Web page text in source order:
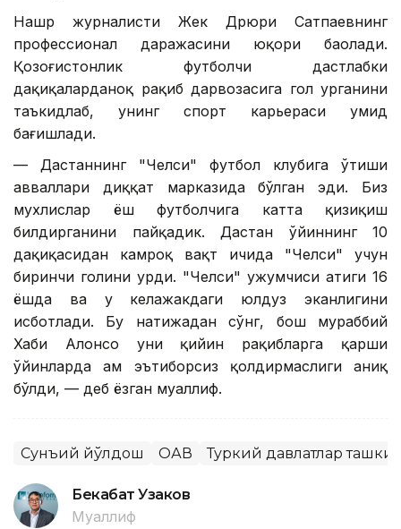
Нашр журналисти Жек Дрюри Сатпаевнинг
профессионал даражасини юқори баҳолади.
Қозоғистонлик футболчи дастлабки
дақиқаларданоқ рақиб дарвозасига гол урганини
таъкидлаб, унинг спорт карьераси умид
бағишлади.
— Дастаннинг "Челси" футбол клубига ўтиши
авваллари диққат марказида бўлган эди. Биз
мухлислар ёш футболчига катта қизиқиш
билдирганини пайқадик. Дастан ўйиннинг 10
дақиқасидан камроқ вақт ичида "Челси" учун
биринчи голини урди. "Челси" ҳужумчиси атиги 16
ёшда ва у келажакдаги юлдуз эканлигини
исботлади. Бу натижадан сўнг, бош мураббий
Хаби Алонсо уни қийин рақибларга қарши
ўйинларда ҳам эътиборсиз қолдирмаслиги аниқ
бўлди, — деб ёзган муаллиф.
Сунъий йўлдош ОАВ Туркий давлатлар
Бекабат Узаков
Муаллиф